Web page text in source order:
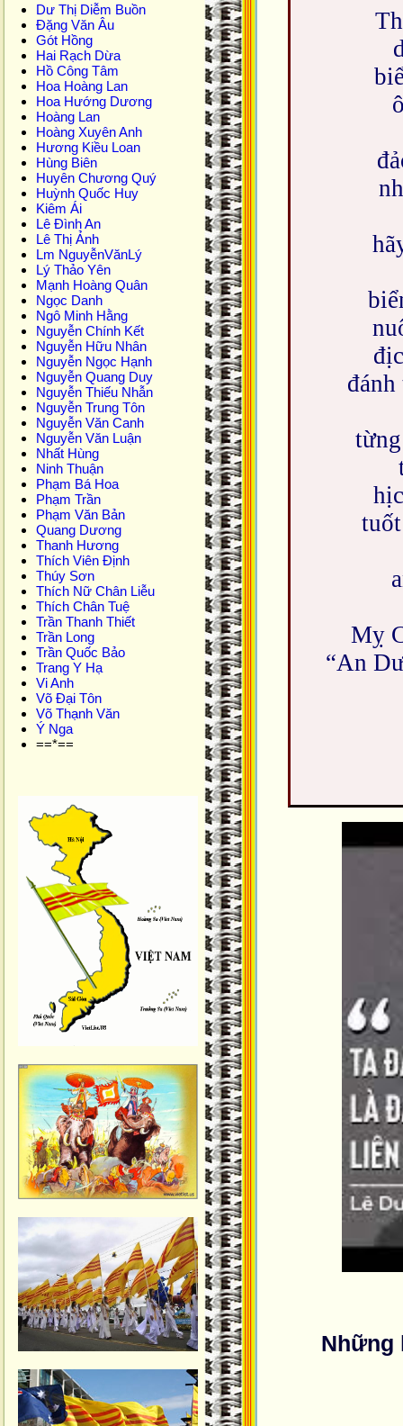
Dư Thị Diễm Buồn
Ðặng Văn Âu
Gót Hồng
Hai Rạch Dừa
Hồ Công Tâm
Hoa Hoàng Lan
Hoa Hướng Dương
Hoàng Lan
Hoàng Xuyên Anh
Hương Kiều Loan
Hùng Biên
Huyên Chương Quý
Huỳnh Quốc Huy
Kiêm Ái
Lê Đình An
Lê Thị Ảnh
Lm NguyễnVănLý
Lý Thảo Yên
Mạnh Hoàng Quân
Ngọc Danh
Ngô Minh Hằng
Nguyễn Chính Kết
Nguyễn Hữu Nhân
Nguyễn Ngọc Hạnh
Nguyễn Quang Duy
Nguyễn Thiếu Nhẫn
Nguyễn Trung Tôn
Nguyễn Văn Canh
Nguyễn Văn Luận
Nhất Hùng
Ninh Thuận
Phạm Bá Hoa
Phạm Trần
Phạm Văn Bản
Quang Dương
Thanh Hương
Thích Viên Định
Thúy Sơn
Thích Nữ Chân Liễu
Thích Chân Tuệ
Trần Thanh Thiết
Trần Long
Trần Quốc Bảo
Trang Y Hạ
Vi Anh
Võ Đại Tôn
Võ Thạnh Văn
Ý Nga
==*==
Mỵ
“An
Những